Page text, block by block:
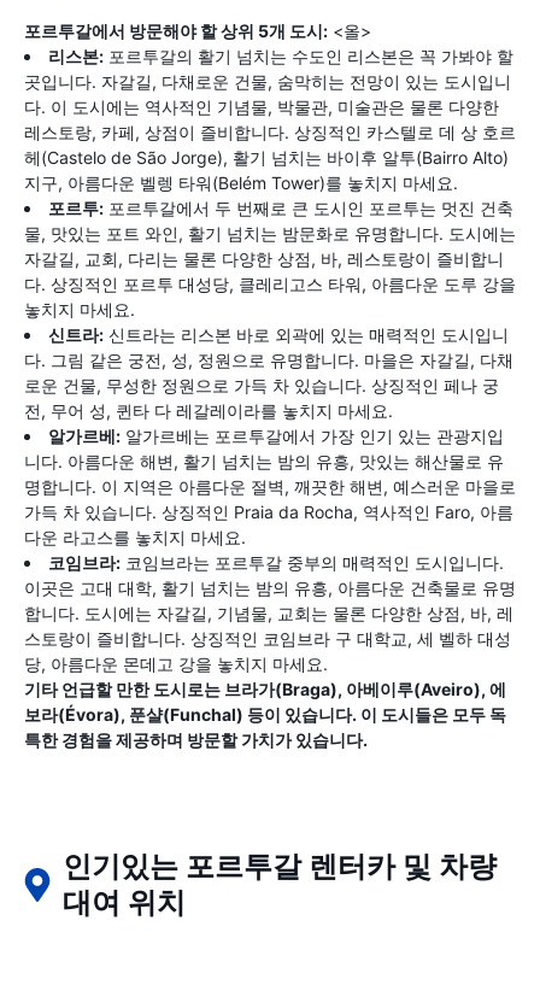
포르투갈에서 방문해야 할 상위 5개 도시: <올>
리스본: 포르투갈의 활기 넘치는 수도인 리스본은 꼭 가봐야 할
곳입니다. 자갈길, 다채로운 건물, 숨막히는 전망이 있는 도시입니
다. 이 도시에는 역사적인 기념물, 박물관, 미술관은 물론 다양한
레스토랑, 카페, 상점이 즐비합니다. 상징적인 카스텔로 데 상 호르
헤(Castelo de São Jorge), 활기 넘치는 바이후 알투(Bairro Alto)
지구, 아름다운 벨렝 타워(Belém Tower)를 놓치지 마세요.
포르투: 포르투갈에서 두 번째로 큰 도시인 포르투는 멋진 건축
물, 맛있는 포트 와인, 활기 넘치는 밤문화로 유명합니다. 도시에는
자갈길, 교회, 다리는 물론 다양한 상점, 바, 레스토랑이 즐비합니
다. 상징적인 포르투 대성당, 클레리고스 타워, 아름다운 도루 강을
놓치지 마세요.
신트라: 신트라는 리스본 바로 외곽에 있는 매력적인 도시입니
다. 그림 같은 궁전, 성, 정원으로 유명합니다. 마을은 자갈길, 다채
로운 건물, 무성한 정원으로 가득 차 있습니다. 상징적인 페나 궁
전, 무어 성, 퀸타 다 레갈레이라를 놓치지 마세요.
알가르베: 알가르베는 포르투갈에서 가장 인기 있는 관광지입
니다. 아름다운 해변, 활기 넘치는 밤의 유흥, 맛있는 해산물로 유
명합니다. 이 지역은 아름다운 절벽, 깨끗한 해변, 예스러운 마을로
가득 차 있습니다. 상징적인 Praia da Rocha, 역사적인 Faro, 아름
다운 라고스를 놓치지 마세요.
코임브라: 코임브라는 포르투갈 중부의 매력적인 도시입니다.
이곳은 고대 대학, 활기 넘치는 밤의 유흥, 아름다운 건축물로 유명
합니다. 도시에는 자갈길, 기념물, 교회는 물론 다양한 상점, 바, 레
스토랑이 즐비합니다. 상징적인 코임브라 구 대학교, 세 벨하 대성
당, 아름다운 몬데고 강을 놓치지 마세요.
기타 언급할 만한 도시로는 브라가(Braga), 아베이루(Aveiro), 에
보라(Évora), 푼샬(Funchal) 등이 있습니다. 이 도시들은 모두 독
특한 경험을 제공하며 방문할 가치가 있습니다.
인기있는 포르투갈 렌터카 및 차량
대여 위치